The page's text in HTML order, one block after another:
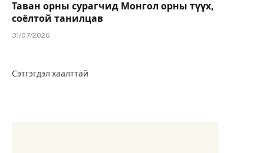
Таван орны сурагчид Монгол орны түүх,
соёлтой танилцав
31/07/2026
Сэтгэгдэл хаалттай